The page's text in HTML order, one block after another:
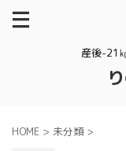
産後-21
HOME > 未分類 >